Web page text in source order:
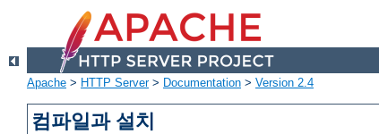
Apache > HTTP Server> Documentation > Version 2.4
컴파일과 설치